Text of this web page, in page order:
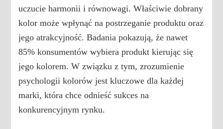
uczucie harmonii i równowagi. Właściwie dobrany
kolor może wpłynąć na postrzeganie produktu oraz
jego atrakcyjność. Badania pokazują, że nawet
85% konsumentów wybiera produkt kierując się
jego kolorem. W związku z tym, zrozumienie
psychologii kolorów jest kluczowe dla każdej
marki, która chce odnieść sukces na
konkurencyjnym rynku.